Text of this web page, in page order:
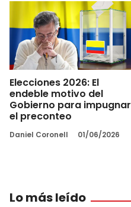
Elecciones 2026: El
endeble motivo del
Gobierno para impugnar
el preconteo
Daniel Coronell 01/06/2026
Lo más leído